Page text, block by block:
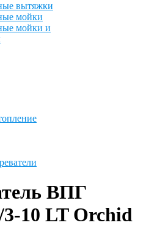
вытяжки
мойки
мойки и
ВПГ
10 LT Orchid